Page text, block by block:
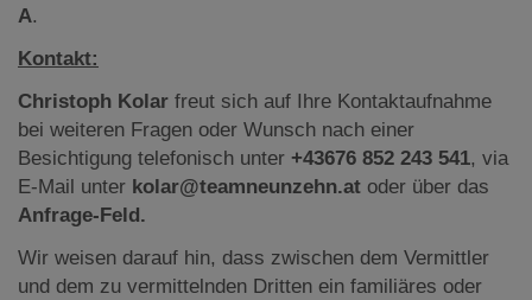
A.
Kontakt:
Christoph Kolar freut sich auf Ihre Kontaktaufnahme
bei weiteren Fragen oder Wunsch nach einer
Besichtigung telefonisch unter +43676 852 243 541, via
E-Mail unter kolar@teamneunzehn.at oder über das
Anfrage-Feld.
Wir weisen darauf hin, dass zwischen dem Vermittler
und dem zu vermittelnden Dritten ein familiäres oder